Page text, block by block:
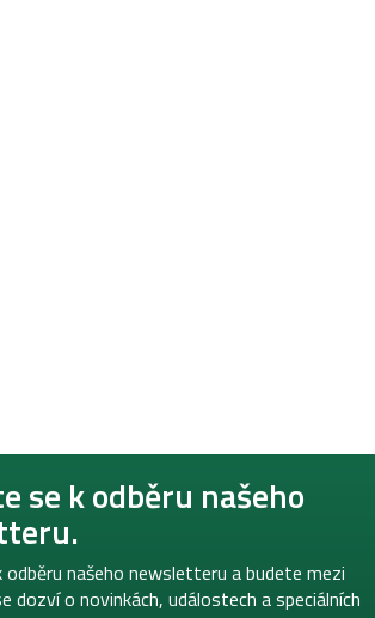
se k odběru našeho
našeho newsletteru a budete mezi
dozví o novinkách, událostech a speciálních